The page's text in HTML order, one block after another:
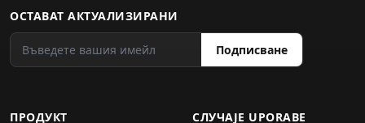
ОСТАВАТ АКТУАЛИЗИРАНИ
Подписване
ПРОДУКТ
СЛУЧАJE UPORABE